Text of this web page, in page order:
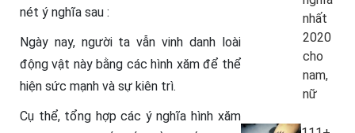
nét ý nghĩa sau :
Ngày nay, người ta vẫn vinh danh loài
động vật này bằng các hình xăm để thể
hiện sức mạnh và sự kiên trì.
Cụ thể, tổng hợp các ý nghĩa hình xăm
nhất
2020
cho
nam,
nữ